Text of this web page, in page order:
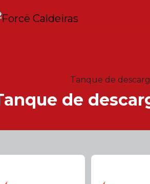
Tanque de
de